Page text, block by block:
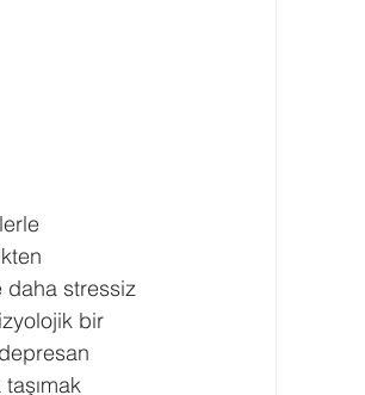
daha stressiz
bir